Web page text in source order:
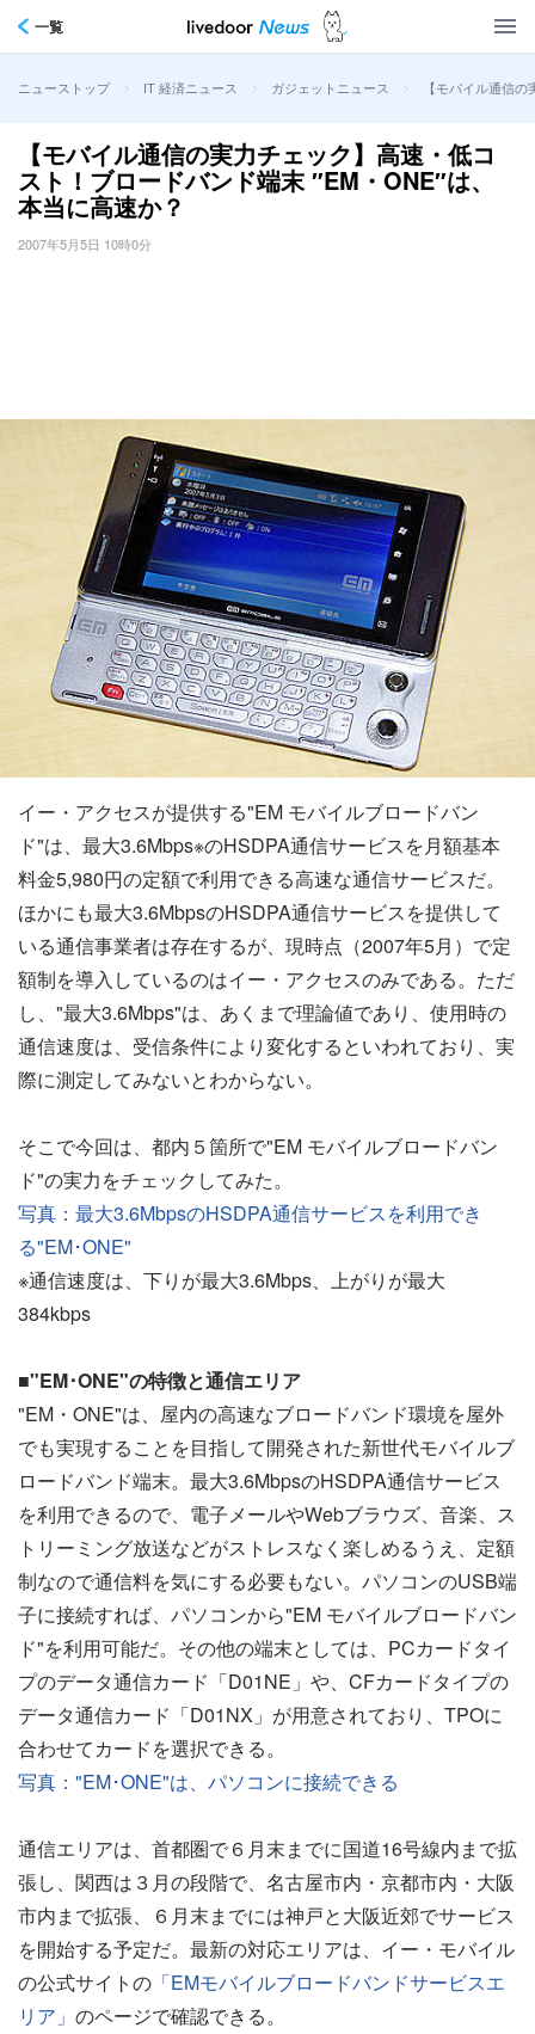
一覧
ニューストップ > IT 経済ニュース > ガジェットニュース > 【モバイル通信
【モバイル通信の実力チェック】高速・低コ
スト！ブロードバンド端末 ″EM・ONE″は、
本当に高速か？
2007年5月5日 10時0分
イー・アクセスが提供する"EM モバイルブロードバン
ド"は、最大3.6Mbps※のHSDPA通信サービスを月額基本
料金5,980円の定額で利用できる高速な通信サービスだ。
ほかにも最大3.6MbpsのHSDPA通信サービスを提供して
いる通信事業者は存在するが、現時点（2007年5月）で定
額制を導入しているのはイー・アクセスのみである。ただ
し、"最大3.6Mbps"は、あくまで理論値であり、使用時の
通信速度は、受信条件により変化するといわれており、実
際に測定してみないとわからない。
そこで今回は、都内５箇所で"EM モバイルブロードバン
ド"の実力をチェックしてみた。
写真：最大3.6MbpsのHSDPA通信サービスを利用でき
る"EM･ONE"
※通信速度は、下りが最大3.6Mbps、上がりが最大
384kbps
■"EM･ONE"の特徴と通信エリア
"EM・ONE"は、屋内の高速なブロードバンド環境を屋外
でも実現することを目指して開発された新世代モバイルブ
ロードバンド端末。最大3.6MbpsのHSDPA通信サービス
を利用できるので、電子メールやWebブラウズ、音楽、ス
トリーミング放送などがストレスなく楽しめるうえ、定額
制なので通信料を気にする必要もない。パソコンのUSB端
子に接続すれば、パソコンから"EM モバイルブロードバン
ド"を利用可能だ。その他の端末としては、PCカードタイ
プのデータ通信カード「D01NE」や、CFカードタイプの
データ通信カード「D01NX」が用意されており、TPOに
合わせてカードを選択できる。
写真："EM･ONE"は、パソコンに接続できる
通信エリアは、首都圏で６月末までに国道16号線内まで拡
張し、関西は３月の段階で、名古屋市内・京都市内・大阪
市内まで拡張、６月末までには神戸と大阪近郊でサービス
を開始する予定だ。最新の対応エリアは、イー・モバイル
の公式サイトの 「EMモバイルブロードバンドサービスエ
リア」 のページで確認できる。